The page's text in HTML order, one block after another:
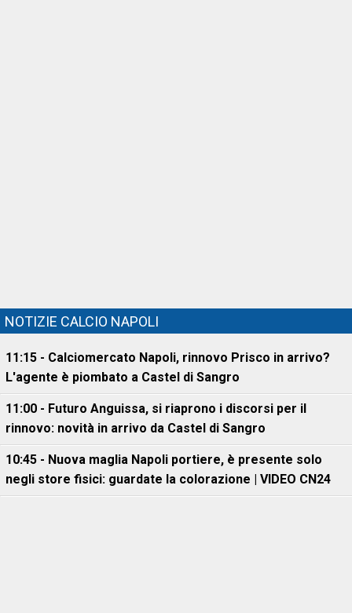
NOTIZIE CALCIO NAPOLI
11:15 - Calciomercato Napoli, rinnovo Prisco in arrivo?
L'agente è piombato a Castel di Sangro
11:00 - Futuro Anguissa, si riaprono i discorsi per il
rinnovo: novità in arrivo da Castel di Sangro
10:45 - Nuova maglia Napoli portiere, è presente solo
negli store fisici: guardate la colorazione | VIDEO CN24